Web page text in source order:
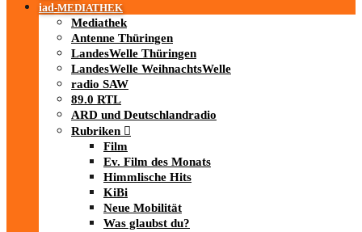
iad-MEDIATHEK
Mediathek
Antenne Thüringen
LandesWelle Thüringen
LandesWelle WeihnachtsWelle
radio SAW
89.0 RTL
ARD und Deutschlandradio
Rubriken
Film
Ev. Film des Monats
Himmlische Hits
KiBi
Neue Mobilität
Was glaubst du?